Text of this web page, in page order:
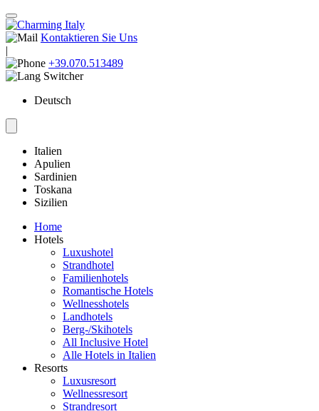
Kontaktieren Sie Uns
|
+39.070.513489
Deutsch
Italien
Apulien
Sardinien
Toskana
Sizilien
Home
Hotels
Luxushotel
Strandhotel
Familienhotels
Romantische Hotels
Wellnesshotels
Landhotels
Berg-/Skihotels
All Inclusive Hotel
Alle Hotels in Italien
Resorts
Luxusresort
Wellnessresort
Strandresort